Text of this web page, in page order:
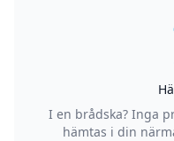
I en brådska? Inga
hämtas i din